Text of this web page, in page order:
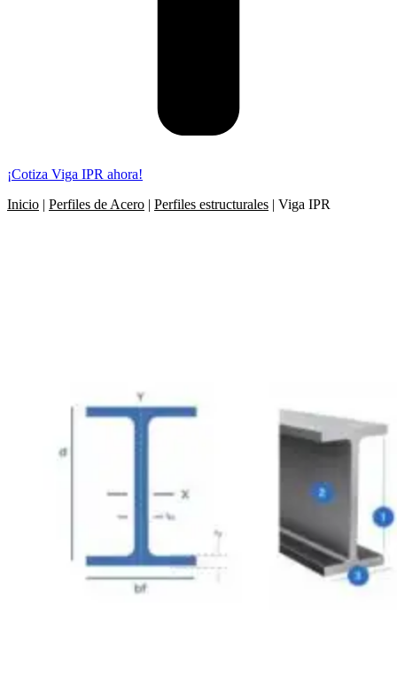
¡Cotiza Viga IPR ahora!
Inicio | Perfiles de Acero | Perfiles estructurales | Viga IPR